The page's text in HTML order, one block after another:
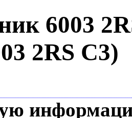
6003
2RS C3)